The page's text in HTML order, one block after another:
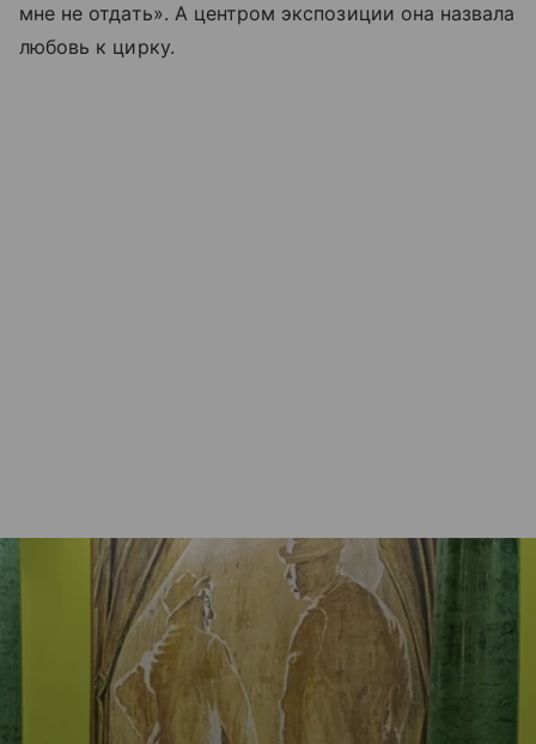
мне не отдать». А центром экспозиции она назвала
любовь к цирку.